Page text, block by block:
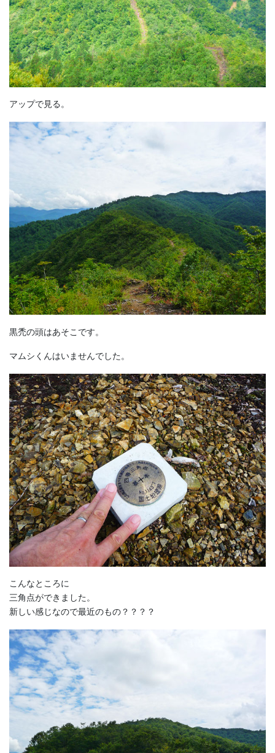
アップで見る。
黒禿の頭はあそこです。
マムシくんはいませんでした。
こんなところに
三角点ができました。
新しい感じなので最近のもの？？？？